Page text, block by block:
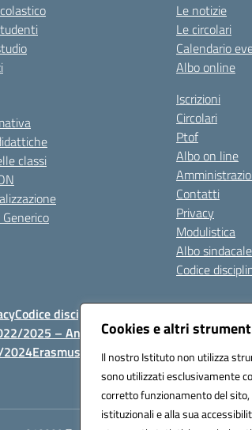
Cookies e altri
Il nostro Istituto non utilizza
sono utilizzati esclusivamente
corretto funzionamento del
istituzionali e alla sua
classi
Le notizie
Le circolari
Calendario
Albo online
Iscrizioni
Circolari
Ptof
Albo on line
Contatti
Privacy
Modulistica
Albo sindacale
Codice
Codice disciplinare e di comportamento
2025 – Anno di riferimento: 2024/2025
2024Erasmus PTOF 2025/2028 – Anno di